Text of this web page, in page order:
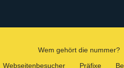
Wem gehört die nummer?
Webseitenbesucher
Präfixe